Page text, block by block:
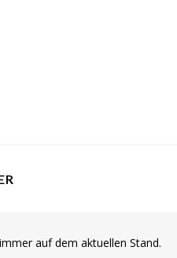
auf dem aktuellen Stand.